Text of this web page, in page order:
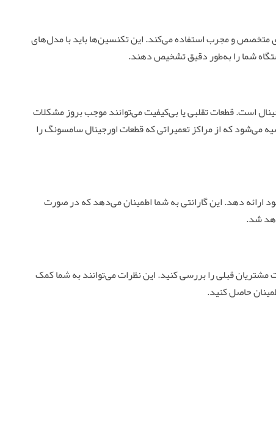
متخصص و مجرب استفاده می‌کند. این تکنسین‌ها باید با مدل‌های
شما را به‌طور دقیق تشخیص دهند.
است. قطعات تقلبی یا بی‌کیفیت می‌توانند موجب بروز مشکلات
که از مراکز تعمیراتی که قطعات اورجینال سامسونگ را
ارائه دهد. این گارانتی به شما اطمینان می‌دهد که در صورت
شد.
مشتریان قبلی را بررسی کنید. این نظرات می‌توانند به شما کمک
حاصل کنید.